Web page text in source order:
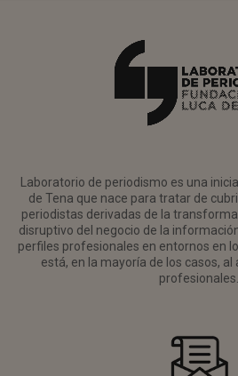
Laboratorio de periodismo es una
de Tena que nace para tratar de
periodistas derivadas de la
disruptivo del negocio de la
perfiles profesionales en entornos en
está, en la mayoría de los casos, al
profesionales.